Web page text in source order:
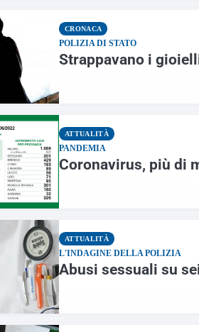
CRONACA
POLIZIA DI STATO
Strappavano i
ATTUALITÀ
PANDEMIA
Coronavirus, più di
ATTUALITÀ
L'INDAGINE DELLA POLIZIA
Abusi sessuali su